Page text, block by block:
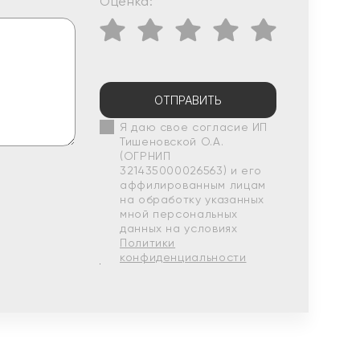
ОТПРАВИТЬ
Я даю свое согласие ИП
Тишеновской О.А.
(ОГРНИП
321435000026563) и его
аффилированным лицам
на обработку указанных
мной персональных
данных на условиях
Политики
конфиденциальности